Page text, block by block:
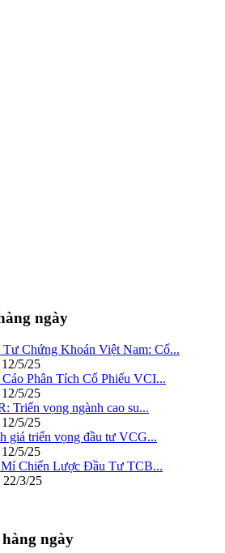
ngày
Chứng Khoán Việt Nam: Cổ...
12/5/25
Phân Tích Cổ Phiếu VCI...
12/5/25
Triển vọng ngành cao su...
12/5/25
giá triển vọng đầu tư VCG...
12/5/25
Chiến Lược Đầu Tư TCB...
22/3/25
ngày